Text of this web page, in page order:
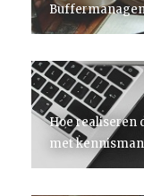
Hoe realiseren
met